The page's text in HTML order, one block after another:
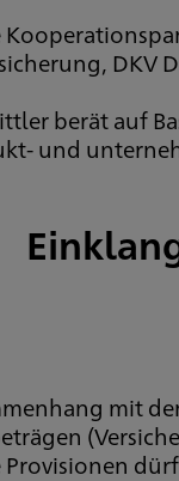
DKV
berät auf
und
mit